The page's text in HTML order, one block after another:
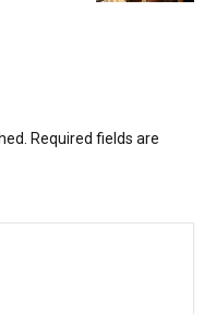
Required fields are